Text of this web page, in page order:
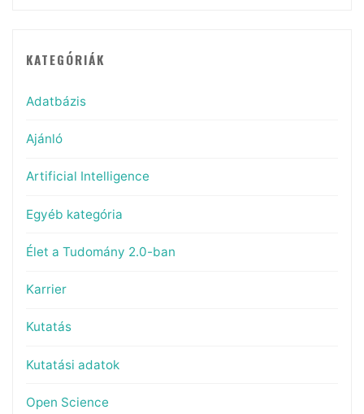
KATEGÓRIÁK
Adatbázis
Ajánló
Artificial Intelligence
Egyéb kategória
Élet a Tudomány 2.0-ban
Karrier
Kutatás
Kutatási adatok
Open Science